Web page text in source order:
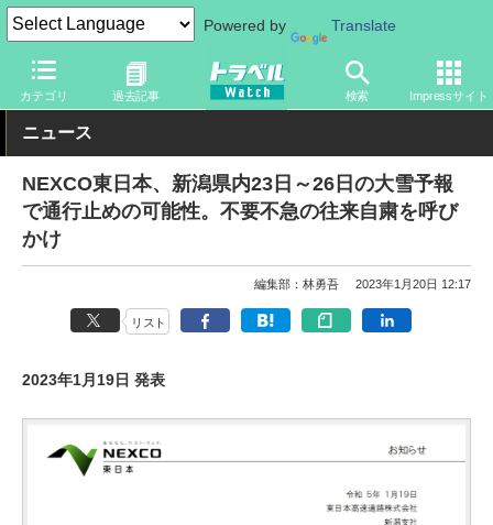
Powered by Translate
カテゴリ 過去記事 検索 Impressサイト
トラベル Watch 旅の方法 クルマ旅 高速道路
ニュース
NEXCO東日本、新潟県内23日～26日の大雪予報
で通行止めの可能性。不要不急の往来自粛を呼び
かけ
編集部：林勇吾 2023年1月20日 12:17
リスト
2023年1月19日 発表